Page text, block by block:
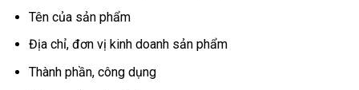
Tên của sản phẩm
Địa chỉ, đơn vị kinh doanh sản phẩm
Thành phần, công dụng